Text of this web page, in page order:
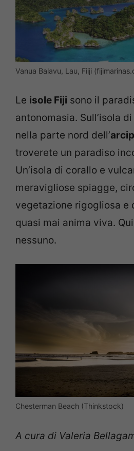
Vanua Balavu, Lau, Fiiji
Le isole Fiji sono il
antonomasia. Sull’isola di
nella parte nord dell’
troverete un paradiso
Un’isola di corallo e
meravigliose spiagge,
vegetazione rigogliosa e
quasi mai anima viva.
nessuno.
Chesterman Beach (Thinkstock)
A cura di Valeria